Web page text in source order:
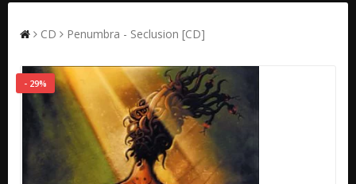
CD Penumbra - Seclusion [CD]
- 29%